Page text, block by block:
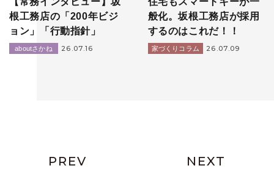
根工務店の「200年ビジ
ョン」「行動指針」
aboutさかね 26.07.16
般化。坂根工務店が採用
するのはこれだ！！
家づくりコラム 26.07.09
PREV NEXT